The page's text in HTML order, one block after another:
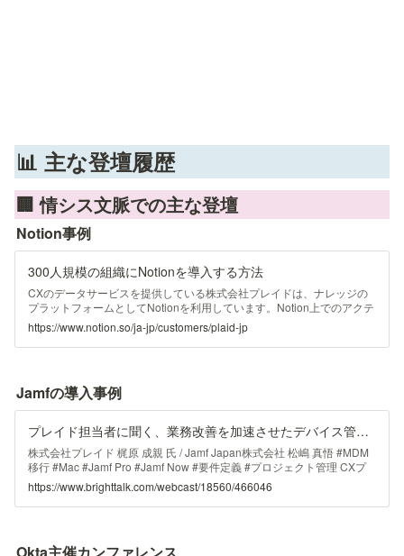
📊 主な登壇履歴
🏢 情シス文脈での主な登壇
Notion事例
300人規模の組織にNotionを導入する方法
CXのデータサービスを提供している株式会社プレイドは、ナレッジの
プラットフォームとしてNotionを利用しています。Notion上でのアクテ
ィブユーザー数は300人程度。全社導入を実現したことで、情報の散在
を防げ、管理コストの削減も進められました。
https://www.notion.so/ja-jp/customers/plaid-jp
Jamfの導入事例
プレイド担当者に聞く、業務改善を加速させたデバイス管理、3つのポイント
株式会社プレイド 梶原 成親 氏 / Jamf Japan株式会社 松嶋 真悟 #MDM
移行 #Mac #Jamf Pro #Jamf Now #要件定義 #プロジェクト管理 CXプ
ラットフォーム「KARTE」を運営する株式会社プレイドは、管理部門
の一部のメンバを除き、Macを業務デバイスとして活用してこられまし
た。2018年からJamf Nowを導入しMacの管理に着手、インベントリ管
ティ設定が必要となり、Jamf Proへの移行を決断。約1ヶ月という短い
https://www.brighttalk.com/webcast/18560/466046
Okta主催カンファレンス